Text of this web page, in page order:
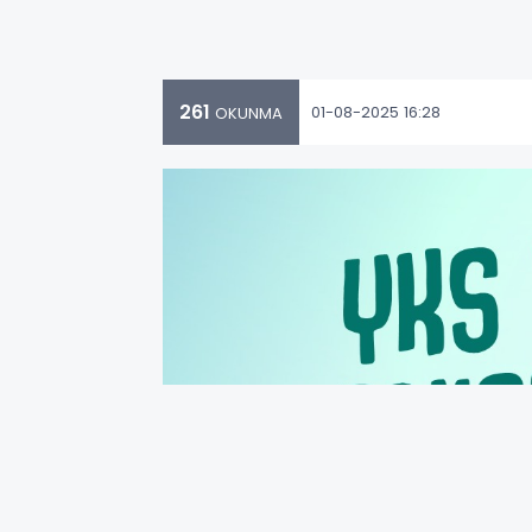
261 OKUNMA 01-08-2025 16:28